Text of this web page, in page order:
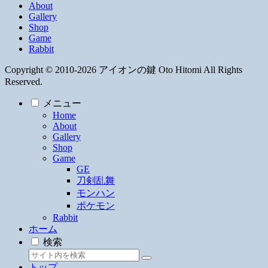
About
Gallery
Shop
Game
Rabbit
Copyright © 2010-2026 アイオンの鍵 Oto Hitomi All Rights
Reserved.
メニュー
Home
About
Gallery
Shop
Game
GE
刀剣乱舞
モンハン
ポケモン
Rabbit
ホーム
検索